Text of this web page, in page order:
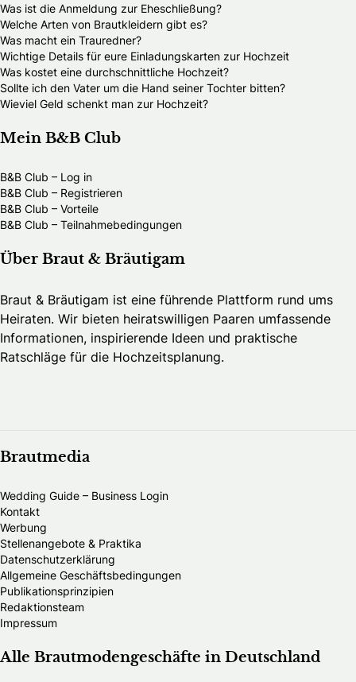
Was ist die Anmeldung zur Eheschließung?
Welche Arten von Brautkleidern gibt es?
Was macht ein Trauredner?
Wichtige Details für eure Einladungskarten zur Hochzeit
Was kostet eine durchschnittliche Hochzeit?
Sollte ich den Vater um die Hand seiner Tochter bitten?
Wieviel Geld schenkt man zur Hochzeit?
Mein B&B Club
B&B Club – Log in
B&B Club – Registrieren
B&B Club – Vorteile
B&B Club – Teilnahmebedingungen
Über Braut & Bräutigam
Braut & Bräutigam ist eine führende Plattform rund ums
Heiraten. Wir bieten heiratswilligen Paaren umfassende
Informationen, inspirierende Ideen und praktische
Ratschläge für die Hochzeitsplanung.
Brautmedia
Wedding Guide – Business Login
Kontakt
Werbung
Stellenangebote & Praktika
Datenschutzerklärung
Allgemeine Geschäftsbedingungen
Publikationsprinzipien
Redaktionsteam
Impressum
Alle Brautmodengeschäfte in Deutschland